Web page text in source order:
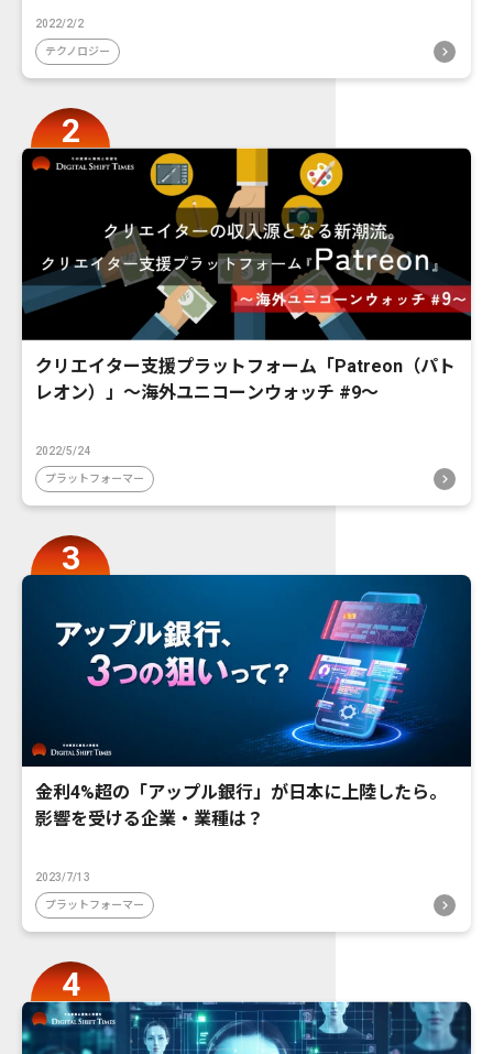
2022/2/2
テクノロジー
クリエイター支援プラットフォーム「Patreon（パト
レオン）」〜海外ユニコーンウォッチ #9〜
2022/5/24
プラットフォーマー
金利4%超の「アップル銀行」が日本に上陸したら。
影響を受ける企業・業種は？
2023/7/13
プラットフォーマー